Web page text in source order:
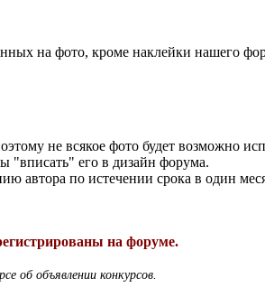
на фото, кроме наклейки нашего
не всякое фото будет возможно
"вписать" его в дизайн форума.
автора по истечении срока в один
на форуме.
об объявлении конкурсов.